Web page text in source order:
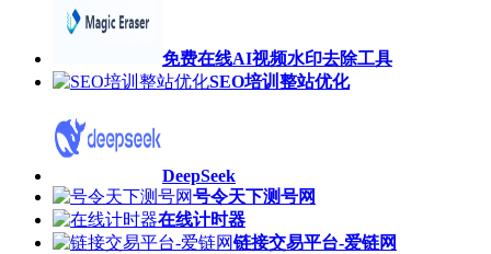
免费在线AI视频水印去除工具
SEO培训整站优化
DeepSeek
号令天下测号网
在线计时器
链接交易平台-爱链网